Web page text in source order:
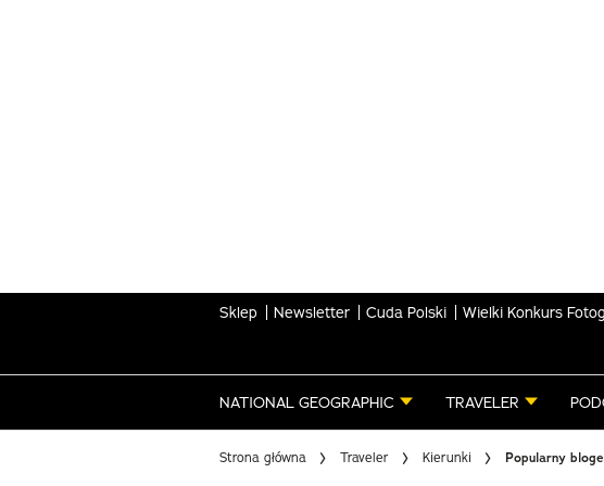
Sklep Newsletter Cuda Polski Wielki Konkurs
NATIONAL GEOGRAPHIC TRAVELER
Strona główna Traveler Kierunki Popularny